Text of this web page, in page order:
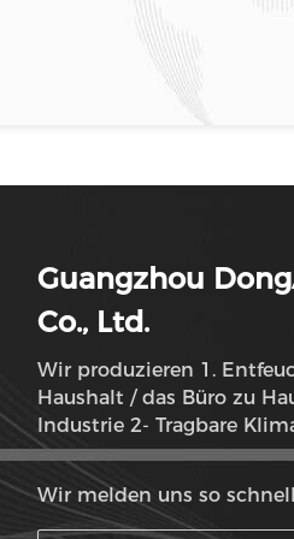
Guangzhou
Co., Ltd.
Wir produzieren 1.
Haushalt / das Büro zu
Industrie 2- Tragbare
Luftreinigung
Wir melden uns so